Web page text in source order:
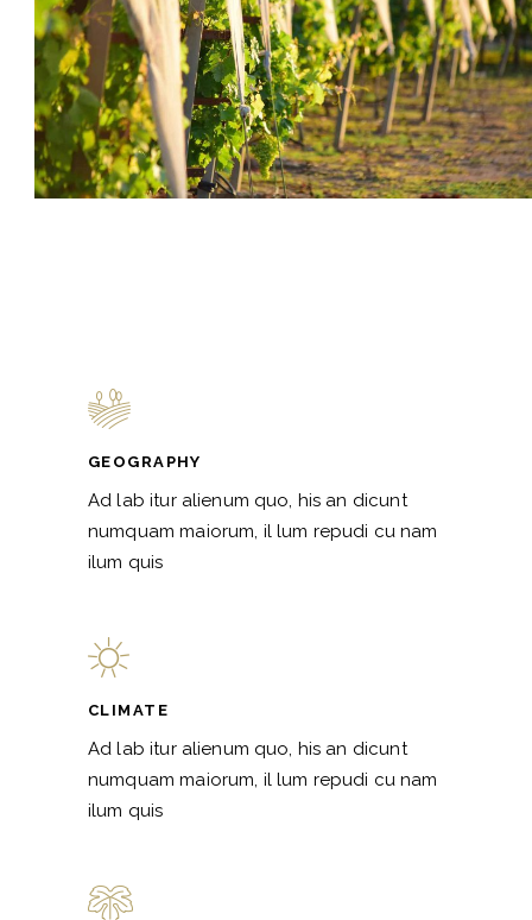
GEOGRAPHY
Ad lab itur alienum quo, his an dicunt
numquam maiorum, il lum repudi cu nam
ilum quis
CLIMATE
Ad lab itur alienum quo, his an dicunt
numquam maiorum, il lum repudi cu nam
ilum quis